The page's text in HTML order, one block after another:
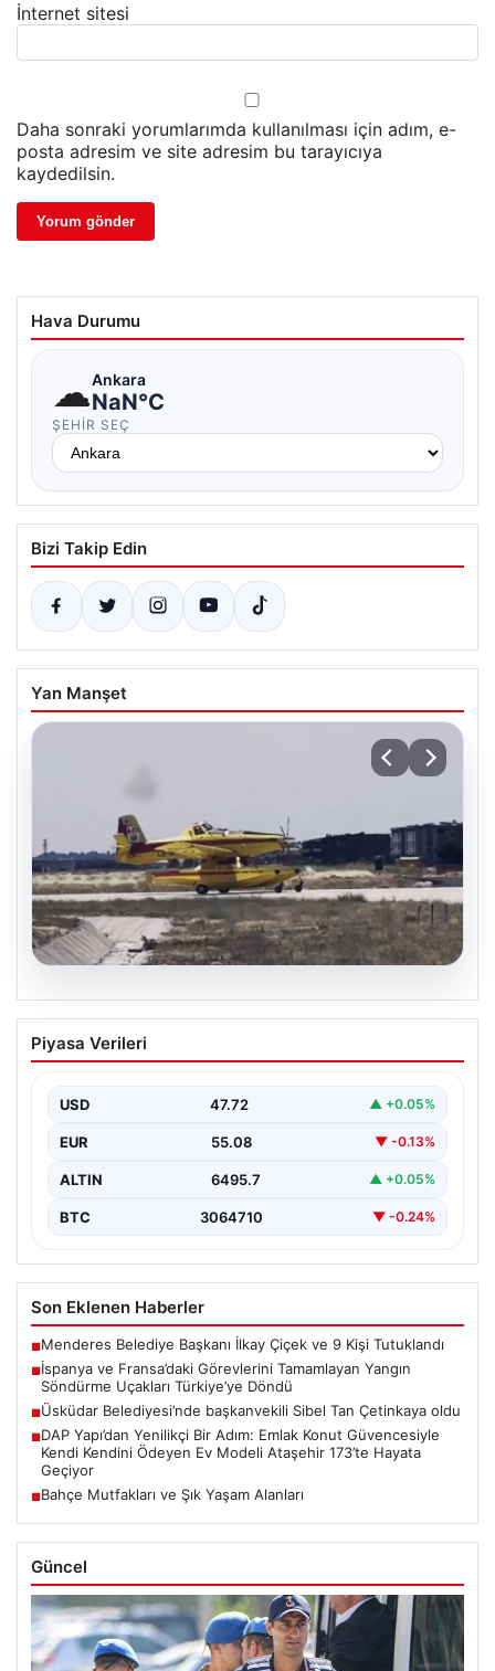
İnternet sitesi
Daha sonraki yorumlarımda kullanılması için adım, e-
posta adresim ve site adresim bu tarayıcıya
kaydedilsin.
Hava Durumu
☁Ankara
NaN°C
ŞEHIR SEÇ
Bizi Takip Edin
Yan Manşet
İspanya ve Fransa’daki Görevlerini
Tamamlayan Yangın Söndürme Uçakları
Orman Genel Müdürlüğü tarafından yapılan açıklamada,
büyük…
Piyasa Verileri
USD 47.72 ▲ +0.05%
EUR 55.08 ▼ -0.13%
ALTIN 6495.7 ▲ +0.05%
BTC 3064710 ▼ -0.24%
Son Eklenen Haberler
■Menderes Belediye Başkanı İlkay Çiçek ve 9 Kişi Tutuklandı
■İspanya ve Fransa’daki Görevlerini Tamamlayan Yangın
Söndürme Uçakları Türkiye’ye Döndü
■Üsküdar Belediyesi’nde başkanvekili Sibel Tan Çetinkaya oldu
■DAP Yapı’dan Yenilikçi Bir Adım: Emlak Konut Güvencesiyle
Kendi Kendini Ödeyen Ev Modeli Ataşehir 173’te Hayata
Geçiyor
■Bahçe Mutfakları ve Şık Yaşam Alanları
Güncel